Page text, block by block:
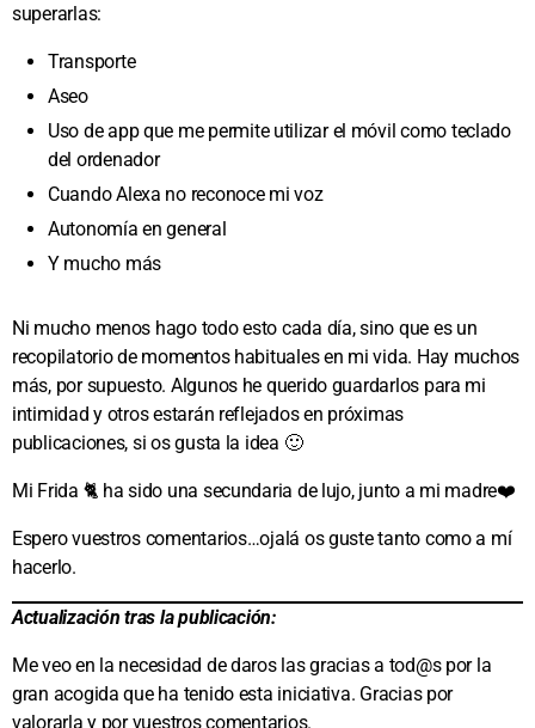
superarlas:
Transporte
Aseo
Uso de app que me permite utilizar el móvil como teclado
del ordenador
Cuando Alexa no reconoce mi voz
Autonomía en general
Y mucho más
Ni mucho menos hago todo esto cada día, sino que es un
recopilatorio de momentos habituales en mi vida. Hay muchos
más, por supuesto. Algunos he querido guardarlos para mi
intimidad y otros estarán reflejados en próximas
publicaciones, si os gusta la idea 🙂
Mi Frida 🐈 ha sido una secundaria de lujo, junto a mi madre❤️
Espero vuestros comentarios…ojalá os guste tanto como a mí
hacerlo.
Actualización tras la publicación:
Me veo en la necesidad de daros las gracias a tod@s por la
gran acogida que ha tenido esta iniciativa. Gracias por
valorarla y por vuestros comentarios.